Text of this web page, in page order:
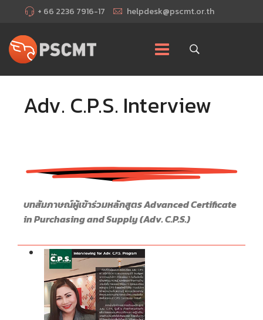
+ 66 2236 7916-17 helpdesk@pscmt.or.th
Adv. C.P.S. Interview
บทสัมภาษณ์ผู้เข้าร่วมหลักสูตร Advanced Certificate
in Purchasing and Supply (Adv. C.P.S.)